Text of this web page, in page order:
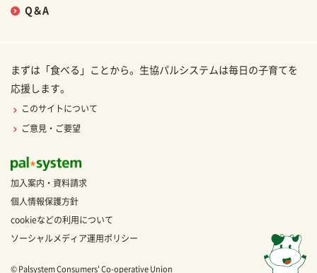
Q＆A
まずは「食べる」ことから。生協パルシステムは毎日の子育てを
応援します。
このサイトについて
ご意見・ご要望
加入案内・資料請求
個人情報保護方針
cookieなどの利用について
ソーシャルメディア運用ポリシー
© Palsystem Consumers' Co-operative Union